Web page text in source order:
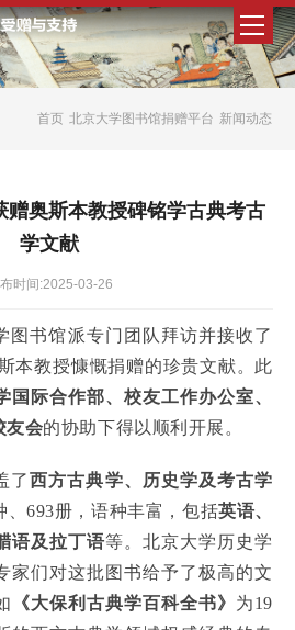
首页 北京大学图书馆捐赠平台 新闻动态
赠奥斯本教授碑铭学古典考古
学文献
时间:2025-03-26
图书馆派专门团队拜访并接收了
本教授慷慨捐赠的珍贵文献。此
国际合作部、校友工作办公室、
友会的协助下得以顺利开展。
了西方古典学、历史学及考古学
、693册，语种丰富，包括英语、
语及拉丁语等。北京大学历史学
家们对这批图书给予了极高的文
《大保利古典学百科全书》 为19